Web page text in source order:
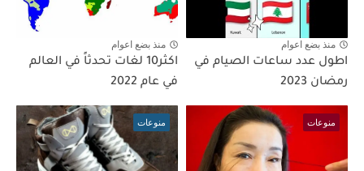
منذ بضع اعوام
اطول عدد ساعات الصيام في
رمضان 2023
منذ بضع اعوام
اكثر10 لغات تحدثاً في العالم
في عام 2022
منوعات منوعات